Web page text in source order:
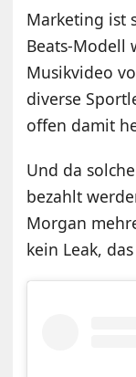
Marketing ist
Beats-Modell
Musikvideo
diverse
offen damit
Und da
bezahlt
Morgan
kein Leak,